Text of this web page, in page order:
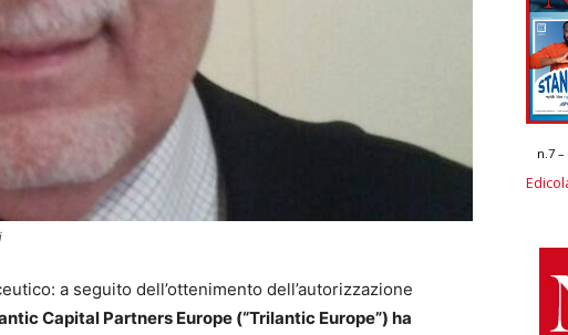
a seguito dell’ottenimento dell’autorizzazione
Capital Partners Europe (“Trilantic Europe”) ha
n.7